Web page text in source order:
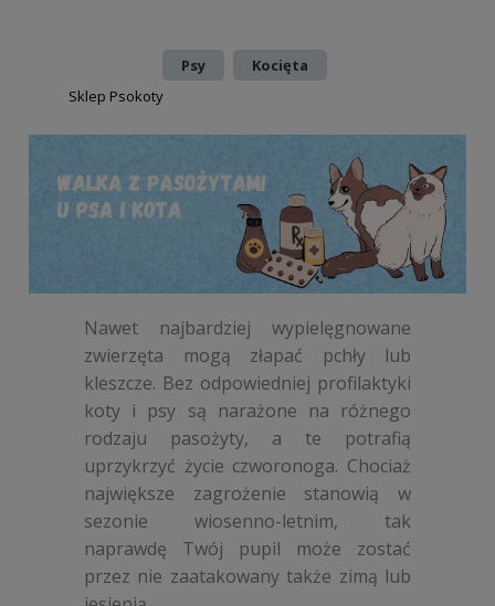
Psy
Kocięta
Sklep Psokoty
Nawet najbardziej wypielęgnowane
zwierzęta mogą złapać pchły lub
kleszcze. Bez odpowiedniej profilaktyki
koty i psy są narażone na różnego
rodzaju pasożyty, a te potrafią
uprzykrzyć życie czworonoga. Chociaż
największe zagrożenie stanowią w
sezonie wiosenno-letnim, tak
naprawdę Twój pupil może zostać
przez nie zaatakowany także zimą lub